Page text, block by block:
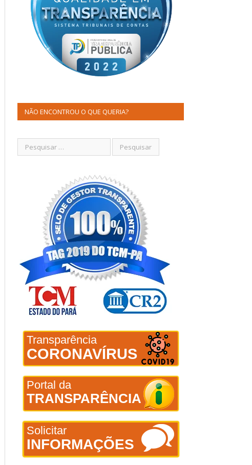
NÃO ENCONTROU O QUE QUERIA?
Transparência
CORONAVÍRUS
Portal da
TRANSPARÊNCIA
Solicitar
INFORMAÇÕES